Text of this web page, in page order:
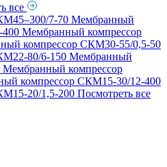
все
7-70 Мембранный
Мембранный компрессор
компрессор СКМ30-55/0,5-50
80/6-150 Мембранный
Мембранный компрессор
компрессор СКМ15-30/12-400
20/1,5-200 Посмотреть все